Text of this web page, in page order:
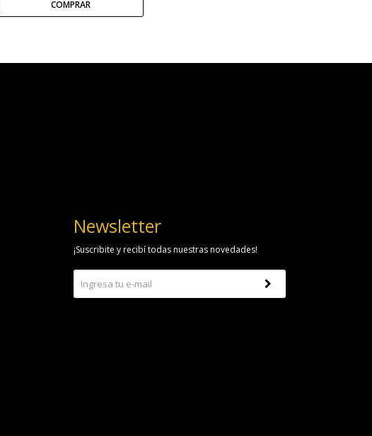
Newsletter
¡Suscribite y recibí todas nuestras novedades!